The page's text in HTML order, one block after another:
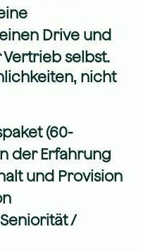
Drive und
selbst.
nicht
(60-
der Erfahrung
und Provision
/